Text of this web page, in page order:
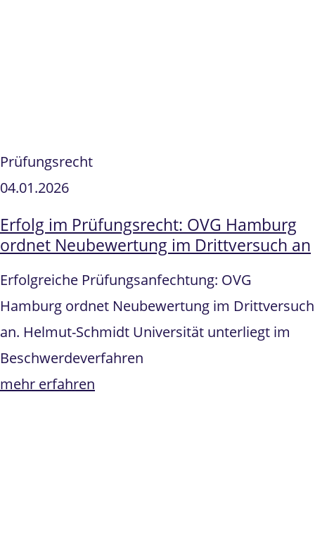
Prüfungsrecht
04.01.2026
Erfolg im Prüfungsrecht: OVG Hamburg
ordnet Neubewertung im Drittversuch an
Erfolgreiche Prüfungsanfechtung: OVG
Hamburg ordnet Neubewertung im Drittversuch
an. Helmut-Schmidt Universität unterliegt im
Beschwerdeverfahren
mehr erfahren